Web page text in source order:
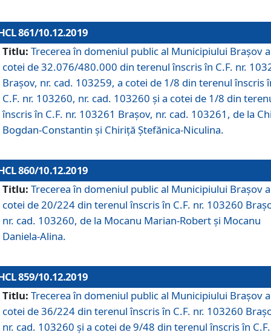
861/10.12.2019
Titlu: Trecerea în domeniul public al Municipiului Braşov a
cotei de 32.076/480.000 din terenul înscris în C.F. nr.
Brașov, nr. cad. 103259, a cotei de 1/8 din terenul înscris
C.F. nr. 103260, nr. cad. 103260 și a cotei de 1/8 din
înscris în C.F. nr. 103261 Brașov, nr. cad. 103261, de la
Bogdan-Constantin și Chiriță Ștefănica-Niculina.
860/10.12.2019
Titlu: Trecerea în domeniul public al Municipiului Braşov a
cotei de 20/224 din terenul înscris în C.F. nr. 103260
nr. cad. 103260, de la Mocanu Marian-Robert și Mocanu
Daniela-Alina.
859/10.12.2019
Titlu: Trecerea în domeniul public al Municipiului Braşov a
cotei de 36/224 din terenul înscris în C.F. nr. 103260
nr. cad. 103260 și a cotei de 9/48 din terenul înscris în